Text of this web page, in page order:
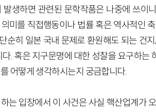
발생하면 관련된 문학작품은 나중에 쓰이
미를 직접행동이나 법률 혹은 역사적인
순히 일본 국내 문제로 환원해도 되는 건
. 혹은 지구문명에 대한 성찰을 요구하는
어떻게 생각하시는지 궁금합니다.
는 입장에서 이 사건은 사실 핵산업계가